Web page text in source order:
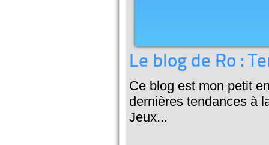
Le blog de Ro :
Ce blog est mon petit
dernières tendances à
Jeux...